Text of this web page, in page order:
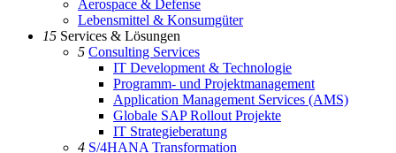
Aerospace & Defense
Lebensmittel & Konsumgüter
15 Services & Lösungen
5 Consulting Services
IT Development & Technologie
Programm- und Projektmanagement
Application Management Services (AMS)
Globale SAP Rollout Projekte
IT Strategieberatung
4 S/4HANA Transformation